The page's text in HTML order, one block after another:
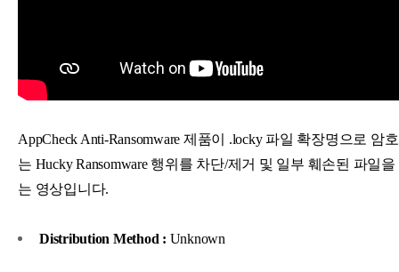
AppCheck Anti-Ransomware 제품이 .locky 파일 확장명으로 암
는 Hucky Ransomware 행위를 차단/제거 및 일부 훼손된 파일
는 영상입니다.
Distribution Method : Unknown